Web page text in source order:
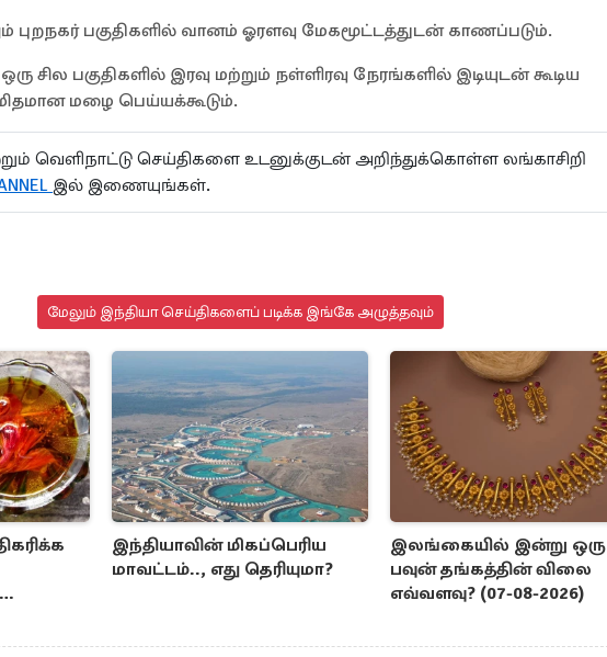
பகுதிகளில் வானம் ஓரளவு மேகமூட்டத்துடன் காணப்படும்.
சில பகுதிகளில் இரவு மற்றும் நள்ளிரவு நேரங்களில் இடியுடன் கூடிய
மழை பெய்யக்கூடும்.
வெளிநாட்டு செய்திகளை உடனுக்குடன் அறிந்துக்கொள்ள லங்காசிறி
இல் இணையுங்கள்.
மேலும் இந்தியா செய்திகளைப் படிக்க இங்கே அழுத்தவும்
இந்தியாவின் மிகப்பெரிய
மாவட்டம்.., எது தெரியுமா?
இலங்கையில் இன்று ஒரு
பவுன் தங்கத்தின் விலை
எவ்வளவு? (07-08-2026)